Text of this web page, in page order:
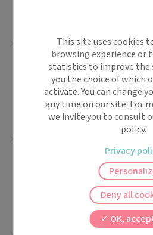
DAVID DO
Pharmacien
56 Avenue JEAN MERMOZ
91170 Viry-Châtillon
Rendez-vous en
24 Boulevard GEORGES MICHEL
91100 Corbeil-Essonnes
Rendez-vous en ligne
This site uses cookies
browsing experience or
statistics to improve the
you the choice of which
activate. You can change
any time on our site. For
we invite you to consult
policy.
OK,
Deny all
Privacy